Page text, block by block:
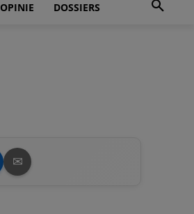
OPINIE DOSSIERS
✉